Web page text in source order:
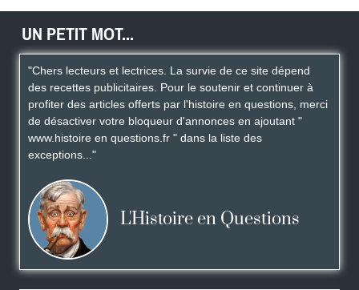
UN PETIT MOT...
"Chers lecteurs et lectrices. La survie de ce site dépend
des recettes publicitaires. Pour le soutenir et continuer à
profiter des articles offerts par l'histoire en questions, merci
de désactiver votre bloqueur d'annonces en ajoutant "
www.histoire en questions.fr " dans la liste des
exceptions..."
L'Histoire en Questions